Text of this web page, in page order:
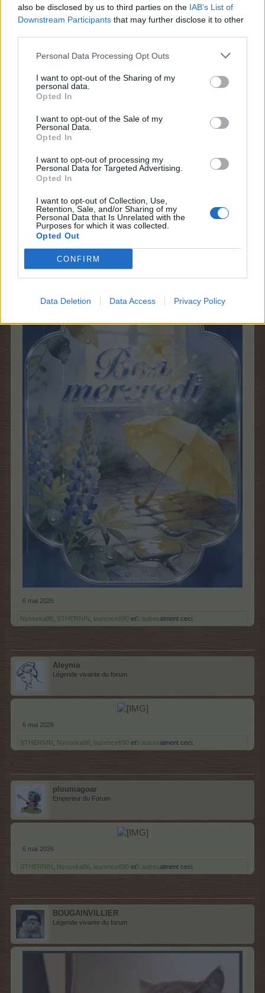
also be disclosed by us to third parties on the IAB’s List of
Downstream Participants that may further disclose it to other
Personal Data Processing Opt Outs
I want to opt-out of the Sharing of my
personal data.
Opted In
I want to opt-out of the Sale of my
Personal Data.
Opted In
I want to opt-out of processing my
Personal Data for Targeted Advertising.
Opted In
I want to opt-out of Collection, Use,
Retention, Sale, and/or Sharing of my
Personal Data that Is Unrelated with the
Purposes for which it was collected.
Opted Out
CONFIRM
Data Deletion Data Access Privacy Policy
Nyoseka86 ,laurence690 genevieve31et 5 autres aiment ceci.
Légende vivante du forum
6 mai 2026
Nyoseka86 STHERNIN laurence690 et5 autresaiment ceci.
Aleynia
Légende vivante du forum
6 mai 2026
STHERNIN Nyoseka86 laurence690 et5 autresaiment ceci.
ploumagoar
Empereur du Forum
6 mai 2026
STHERNIN Nyoseka86 laurence690 et5 autresaiment ceci.
BOUGAINVILLIER
Légende vivante du forum